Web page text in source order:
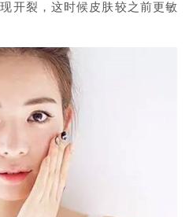
开裂，这时候皮肤较之前更敏